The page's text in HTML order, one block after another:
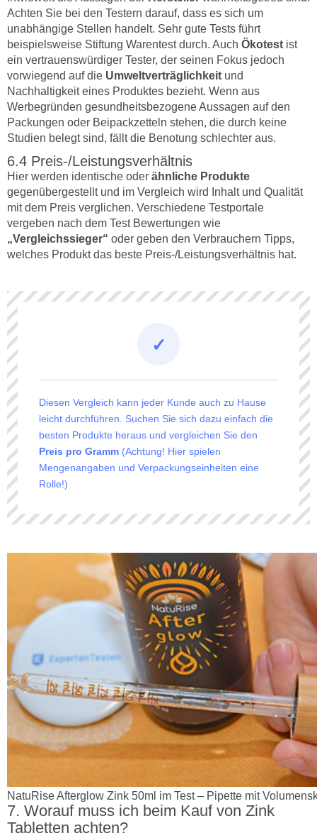
Achten Sie bei den Testern darauf, dass es sich um
unabhängige Stellen handelt. Sehr gute Tests führt
beispielsweise Stiftung Warentest durch. Auch Ökotest ist
ein vertrauenswürdiger Tester, der seinen Fokus jedoch
vorwiegend auf die Umweltverträglichkeit und
Nachhaltigkeit eines Produktes bezieht. Wenn aus
Werbegründen gesundheitsbezogene Aussagen auf den
Packungen oder Beipackzetteln stehen, die durch keine
Studien belegt sind, fällt die Benotung schlechter aus.
Preis-/Leistungsverhältnis
Hier werden identische oder ähnliche Produkte
gegenübergestellt und im Vergleich wird Inhalt und Qualität
mit dem Preis verglichen. Verschiedene Testportale
vergeben nach dem Test Bewertungen wie
„Vergleichssieger“ oder geben den Verbrauchern Tipps,
welches Produkt das beste Preis-/Leistungsverhältnis hat.
Diesen Vergleich kann jeder Kunde auch zu Hause
leicht durchführen. Suchen Sie sich dazu einfach die
besten Produkte heraus und vergleichen Sie den
Preis pro Gramm (Achtung! Hier spielen
Mengenangaben und Verpackungseinheiten eine
Rolle!)
NatuRise Afterglow Zink 50ml im Test – Pipette mit
Worauf muss ich beim Kauf von Zink
Tabletten achten?